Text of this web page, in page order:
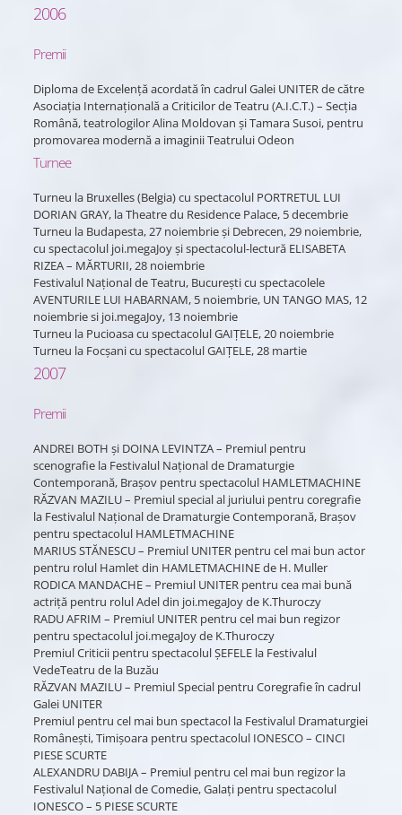
2006
Premii
Diploma de Excelență acordată în cadrul Galei UNITER de către
Asociația Internațională a Criticilor de Teatru (A.I.C.T.) – Secția
Română, teatrologilor Alina Moldovan și Tamara Susoi, pentru
promovarea modernă a imaginii Teatrului Odeon
Turnee
Turneu la Bruxelles (Belgia) cu spectacolul PORTRETUL LUI
DORIAN GRAY, la Theatre du Residence Palace, 5 decembrie
Turneu la Budapesta, 27 noiembrie și Debrecen, 29 noiembrie,
cu spectacolul joi.megaJoy și spectacolul-lectură ELISABETA
RIZEA – MĂRTURII, 28 noiembrie
Festivalul Național de Teatru, București cu spectacolele
AVENTURILE LUI HABARNAM, 5 noiembrie, UN TANGO MAS, 12
noiembrie si joi.megaJoy, 13 noiembrie
Turneu la Pucioasa cu spectacolul GAIȚELE, 20 noiembrie
Turneu la Focșani cu spectacolul GAIȚELE, 28 martie
2007
Premii
ANDREI BOTH și DOINA LEVINTZA – Premiul pentru
scenografie la Festivalul Național de Dramaturgie
Contemporană, Brașov pentru spectacolul HAMLETMACHINE
RĂZVAN MAZILU – Premiul special al juriului pentru coregrafie
la Festivalul Național de Dramaturgie Contemporană, Brașov
pentru spectacolul HAMLETMACHINE
MARIUS STĂNESCU – Premiul UNITER pentru cel mai bun actor
pentru rolul Hamlet din HAMLETMACHINE de H. Muller
RODICA MANDACHE – Premiul UNITER pentru cea mai bună
actriță pentru rolul Adel din joi.megaJoy de K.Thuroczy
RADU AFRIM – Premiul UNITER pentru cel mai bun regizor
pentru spectacolul joi.megaJoy de K.Thuroczy
Premiul Criticii pentru spectacolul ȘEFELE la Festivalul
VedeTeatru de la Buzău
RĂZVAN MAZILU – Premiul Special pentru Coregrafie în cadrul
Galei UNITER
Premiul pentru cel mai bun spectacol la Festivalul Dramaturgiei
Românești, Timișoara pentru spectacolul IONESCO – CINCI
PIESE SCURTE
ALEXANDRU DABIJA – Premiul pentru cel mai bun regizor la
Festivalul Național de Comedie, Galați pentru spectacolul
IONESCO – 5 PIESE SCURTE